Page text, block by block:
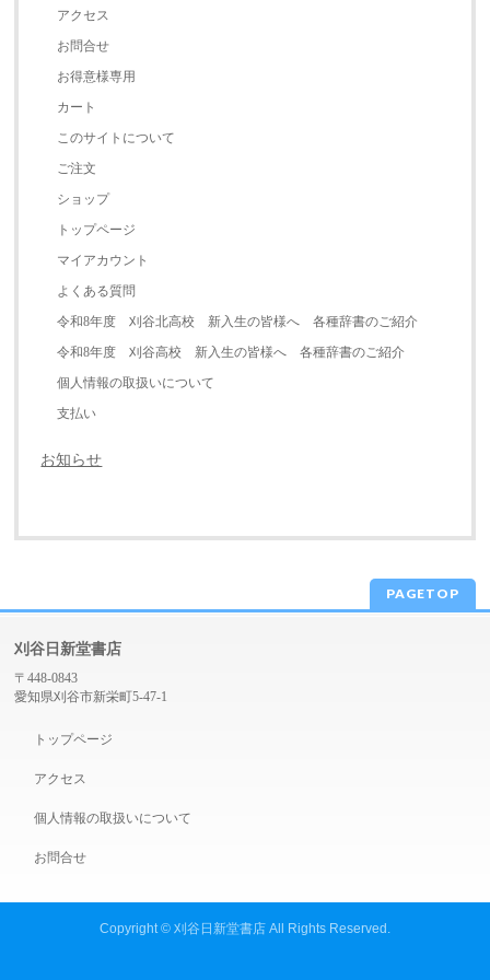
アクセス
お問合せ
お得意様専用
カート
このサイトについて
ご注文
ショップ
トップページ
マイアカウント
よくある質問
令和8年度 刈谷北高校 新入生の皆様へ 各種辞書のご紹介
令和8年度 刈谷高校 新入生の皆様へ 各種辞書のご紹介
個人情報の取扱いについて
支払い
お知らせ
PAGETOP
刈谷日新堂書店
〒448-0843
愛知県刈谷市新栄町5-47-1
トップページ
アクセス
個人情報の取扱いについて
お問合せ
Copyright © 刈谷日新堂書店All Rights Reserved.